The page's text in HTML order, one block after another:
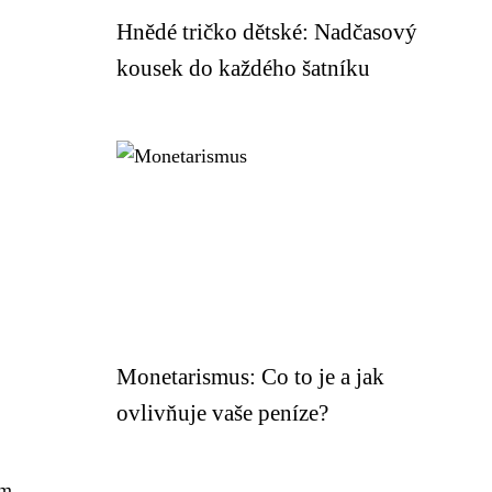
Hnědé tričko dětské: Nadčasový
kousek do každého šatníku
Monetarismus: Co to je a jak
ovlivňuje vaše peníze?